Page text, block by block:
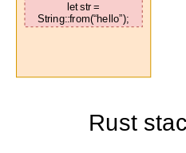
let str =
String::from(“hello”);
Rust